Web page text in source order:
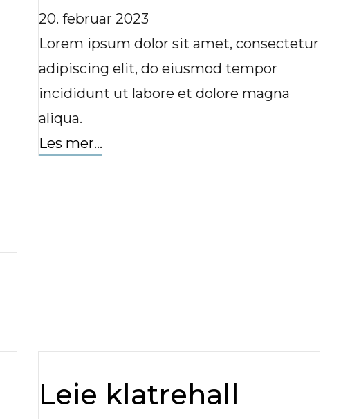
20. februar 2023
Lorem ipsum dolor sit amet, consectetur
adipiscing elit, do eiusmod tempor
incididunt ut labore et dolore magna
aliqua.
Les mer...
Leie klatrehall